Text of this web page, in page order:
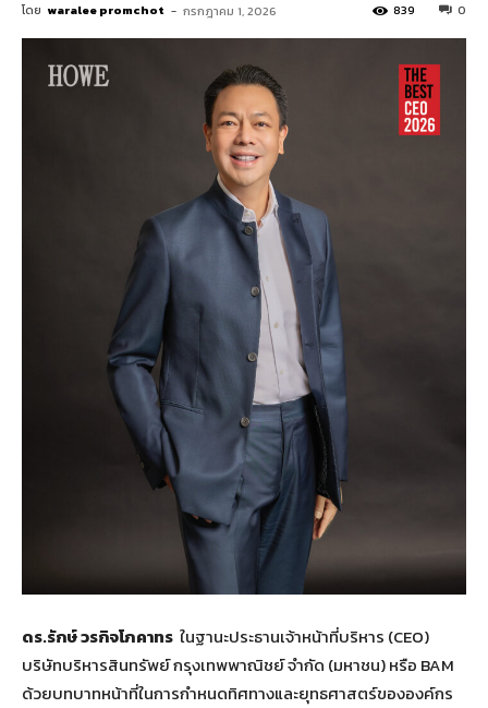
โดย waralee promchot - กรกฎาคม 1, 2026 0
839
ดร.รักษ์ วรกิจโภคาทร ในฐานะประธานเจ้าหน้าที่บริหาร (CEO)
บริษัทบริหารสินทรัพย์ กรุงเทพพาณิชย์ จำกัด (มหาชน) หรือ BAM
ด้วยบทบาทหน้าที่ในการกำหนดทิศทางและยุทธศาสตร์ขององค์กร